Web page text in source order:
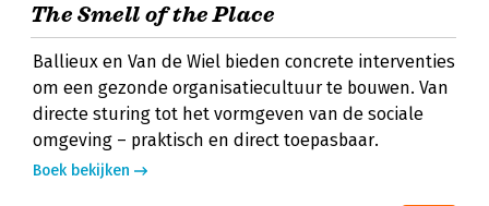
The Smell of the Place
Ballieux en Van de Wiel bieden concrete interventies
om een gezonde organisatiecultuur te bouwen. Van
directe sturing tot het vormgeven van de sociale
omgeving – praktisch en direct toepasbaar.
Boek bekijken